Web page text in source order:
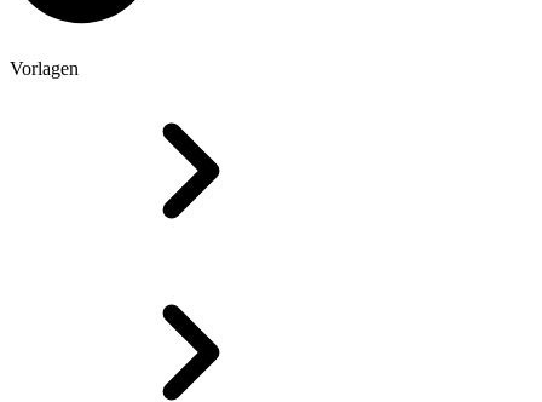
Vorlagen